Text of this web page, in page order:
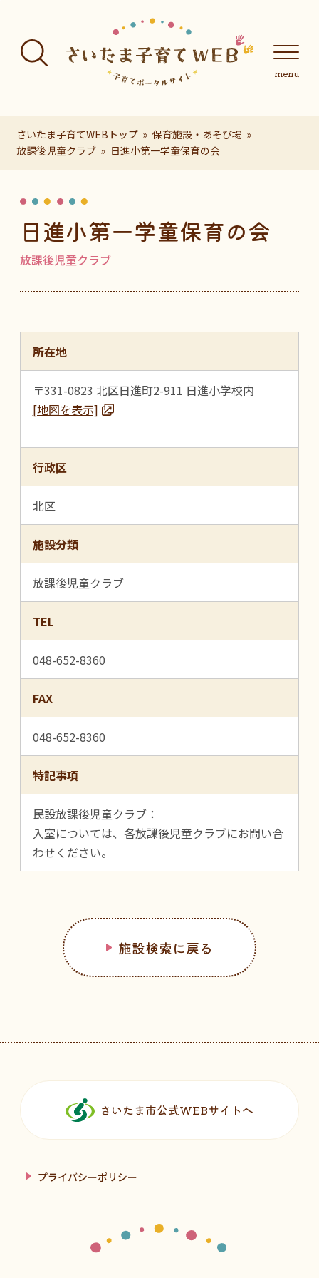
さいたま子育てWEBトップ
保育施設・あそび場
放課後児童クラブ
日進小第一学童保育の会
日進小第一学童保育の会
放課後児童クラブ
所在地
〒331-0823 北区日進町2-911 日進小学校内
[地図を表示]
行政区
北区
施設分類
放課後児童クラブ
TEL
048-652-8360
FAX
048-652-8360
特記事項
民設放課後児童クラブ：
入室については、各放課後児童クラブにお問い合
わせください。
施設検索に戻る
さいたま市公式WEBサイトへ
プライバシーポリシー